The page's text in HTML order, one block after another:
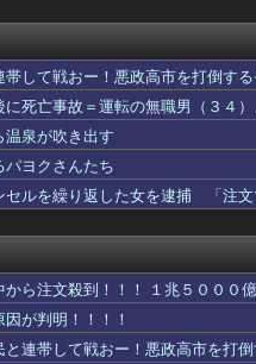
コラボも解禁したほうがいいよ
プチ株式会社」に変更wwwww
務上背任などの容疑
剤を開発。これこそノーベル賞だ
そうだよね…
のみ獲得し『全て私の責任』と頭
た！日本の飲食店の衛生習慣を解
せずに色を見ただけで「薄そうだ
てｗｗ
コン9の上段！
助手の男を逮捕 90歳入院患者の顔
行動がこれｗｗｗ
ｗｗ 【Pickup06072...
から女に池沼役をやらせる系へ変
して戦おー！悪政高市を打倒する
に死亡事故＝運転の無職男（３４
温泉が吹き出す
パヨクさんたち
ルを繰り返した女を逮捕 「注文
から注文殺到！！！ １兆５０００
が判明！！！！
連帯して戦おー！悪政高市を打倒